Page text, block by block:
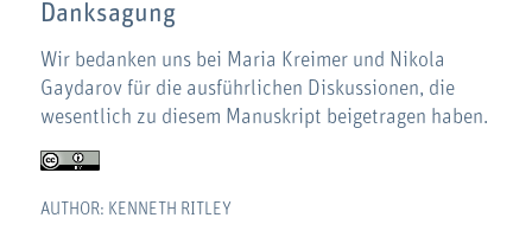
Danksagung
Wir bedanken uns bei Maria Kreimer und Nikola
Gaydarov für die ausführlichen Diskussionen, die
wesentlich zu diesem Manuskript beigetragen haben.
AUTHOR: KENNETH RITLEY